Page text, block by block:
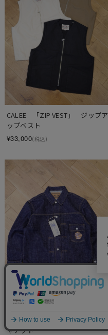
CALEE　「ZIP VEST」　ジップア
ップベスト
¥33,000(税込)
JACKET」　1stタイプ デニムジ
ャケット